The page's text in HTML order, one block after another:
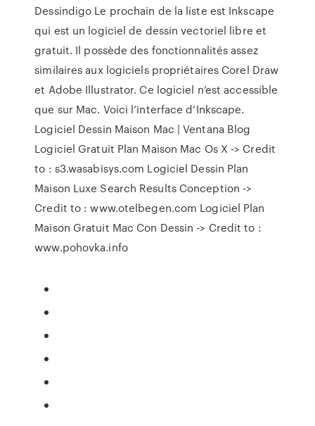
Dessindigo Le prochain de la liste est Inkscape
qui est un logiciel de dessin vectoriel libre et
gratuit. Il possède des fonctionnalités assez
similaires aux logiciels propriétaires Corel Draw
et Adobe Illustrator. Ce logiciel n’est accessible
que sur Mac. Voici l’interface d’Inkscape.
Logiciel Dessin Maison Mac | Ventana Blog
Logiciel Gratuit Plan Maison Mac Os X -> Credit
to : s3.wasabisys.com Logiciel Dessin Plan
Maison Luxe Search Results Conception ->
Credit to : www.otelbegen.com Logiciel Plan
Maison Gratuit Mac Con Dessin -> Credit to :
www.pohovka.info